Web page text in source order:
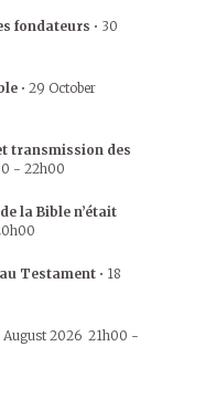
fondateurs • 30
• 29 October
transmission des
- 22h00
la Bible n’était
Testament • 18
August 2026 21h00 -